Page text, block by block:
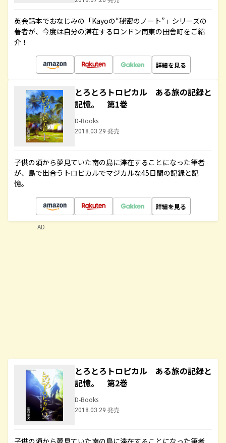
英会話本でおなじみの「Kayoの“秘密のノート”」シリーズの
著者が、今度は自分の滞在するロンドン南東の田舎町をご紹
介！
詳細を見る
とろとろトロピカル ある旅の記録と
記憶。 第1巻
D-Books
2018.03.29 発売
子供の頃から夢見ていた南の島に滞在することになった筆者
が、島で出合うトロピカルでマジカルな45日間の記録と記
憶。
詳細を見る
とろとろトロピカル ある旅の記録と
記憶。 第2巻
D-Books
2018.03.29 発売
子供の頃から夢見ていた南の島に滞在することになった筆者
AD